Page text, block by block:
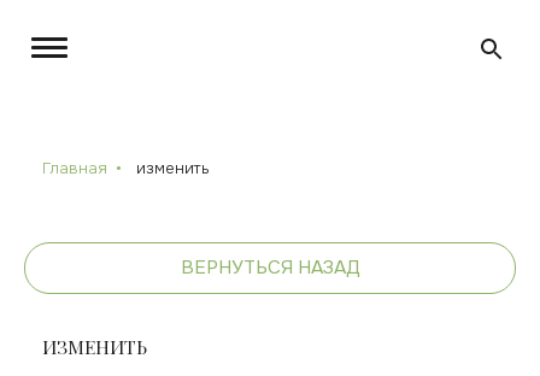
Главная изменить
ВЕРНУТЬСЯ НАЗАД
ИЗМЕНИТЬ